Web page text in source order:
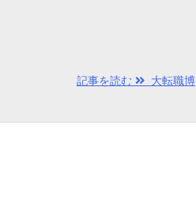
記事を読む 大転職博